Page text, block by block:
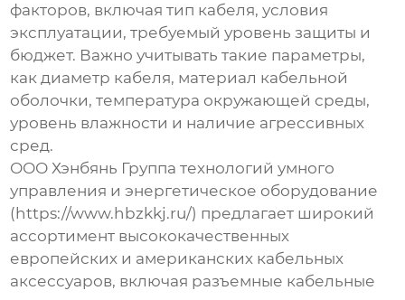
факторов, включая тип кабеля, условия
эксплуатации, требуемый уровень защиты и
бюджет. Важно учитывать такие параметры,
как диаметр кабеля, материал кабельной
оболочки, температура окружающей среды,
уровень влажности и наличие агрессивных
сред.
ООО Хэнбянь Группа технологий умного
управления и энергетическое оборудование
( https://www.hbzkkj.ru/) предлагает широкий
ассортимент высококачественных
европейских и американских кабельных
аксессуаров, включая разъемные кабельные